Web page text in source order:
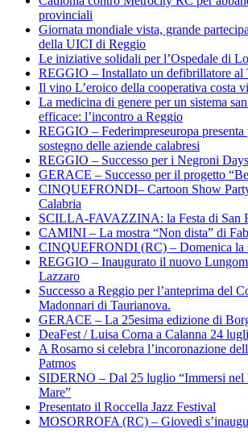
provinciali
Giornata mondiale vista, grande
della UICI di Reggio
Le iniziative solidali per l’Ospedale di
REGGIO – Installato un defibrillatore al
Il vino L’eroico della cooperativa costa
La medicina di genere per un sistema
efficace: l’incontro a Reggio
REGGIO – Federimpreseuropa presenta
sostegno delle aziende calabresi
REGGIO – Successo per i Negroni Days
GERACE – Successo per il progetto
CINQUEFRONDI– Cartoon Show
Calabria
SCILLA-FAVAZZINA: la Festa di San
CAMINI – La mostra “Non dista” di
CINQUEFRONDI (RC) – Domenica la
REGGIO – Inaugurato il nuovo
Lazzaro
Successo a Reggio per l’anteprima del
Madonnari di Taurianova.
GERACE – La 25esima edizione di
DeaFest / Luisa Corna a Calanna 24
A Rosarno si celebra l’incoronazione
Patmos
SIDERNO – Dal 25 luglio “Immersi nel
Mare”
Presentato il Roccella Jazz Festival
MOSORROFA (RC) – Giovedì